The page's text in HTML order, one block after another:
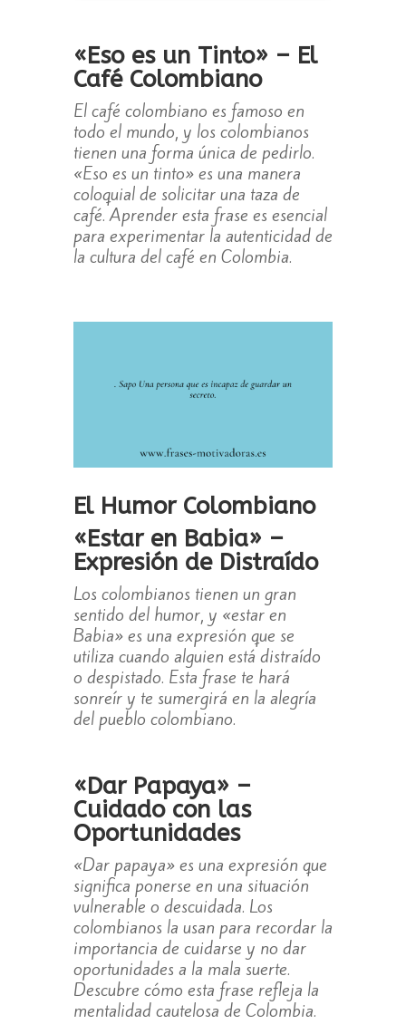
«Eso es un Tinto» – El
Café Colombiano
El café colombiano es famoso en
todo el mundo, y los colombianos
tienen una forma única de pedirlo.
«Eso es un tinto» es una manera
coloquial de solicitar una taza de
café. Aprender esta frase es esencial
para experimentar la autenticidad de
la cultura del café en Colombia.
El Humor Colombiano
«Estar en Babia» –
Expresión de Distraído
Los colombianos tienen un gran
sentido del humor, y «estar en
Babia» es una expresión que se
utiliza cuando alguien está distraído
o despistado. Esta frase te hará
sonreír y te sumergirá en la alegría
del pueblo colombiano.
«Dar Papaya» –
Cuidado con las
Oportunidades
«Dar papaya» es una expresión que
significa ponerse en una situación
vulnerable o descuidada. Los
colombianos la usan para recordar la
importancia de cuidarse y no dar
oportunidades a la mala suerte.
Descubre cómo esta frase refleja la
mentalidad cautelosa de Colombia.